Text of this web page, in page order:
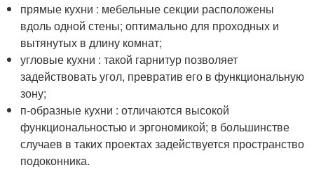
прямые кухни : мебельные секции расположены
вдоль одной стены; оптимально для проходных и
вытянутых в длину комнат;
угловые кухни : такой гарнитур позволяет
задействовать угол, превратив его в функциональную
зону;
п-образные кухни : отличаются высокой
функциональностью и эргономикой; в большинстве
случаев в таких проектах задействуется пространство
подоконника.